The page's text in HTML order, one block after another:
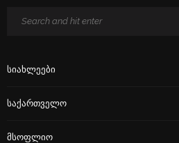
Სიახლეები
Საქართველო
Მსოფლიო